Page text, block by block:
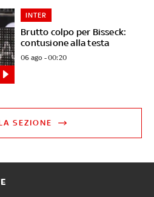
Brutto colpo per Bisseck:
contusione alla testa
INTER
06 ago - 00:20
SEZIONE